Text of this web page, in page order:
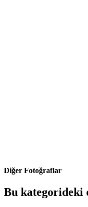
Diğer Fotoğraflar
Bu kategorideki